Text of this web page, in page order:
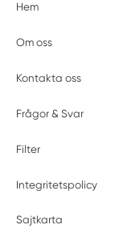
Hem
Om oss
Kontakta oss
Frågor & Svar
Filter
Integritetspolicy
Sajtkarta